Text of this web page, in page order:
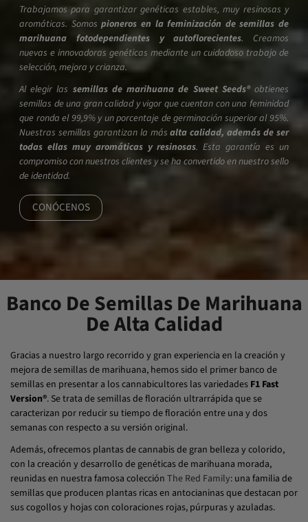
Trabajamos para garantizar genéticas estables, muy resinosas y
aromáticas. Somospioneros en la feminización de semillas de
marihuana fotodependientes y autoflorecientes. Creamos
nuevas e innovadoras genéticas mediante un cuidadoso trabajo de
selección, mejora y crianza.
Al elegir las semillas de marihuana de Sweet Seeds®obtienes
semillas de una gran calidad y vigor que cuentan con una feminidad
que ronda el 99,9% y un porcentaje de germinación superior al 95%.
Nuestras semillas garantizan la másalta calidad, además de ser
todas ellas muy aromáticas y resinosas. Esta garantía es un
compromiso con nuestros clientes y se ha convertido en nuestro sello
de identidad.
CONÓCENOS
Banco De Semillas De Marihuana
De Alta Calidad
Gracias a nuestro largo recorrido y gran experiencia en la creación y
mejora de semillas de marihuana, hemos sido el primer banco de
semillas en presentar a los cannabicultores las variedades F1 Fast
Version®. Se trata de semillas de floración ultrarrápida que se
caracterizan por reducir su tiempo de floración entre una y dos
semanas con respecto a su versión original.
Además, ofrecemos plantas de cannabis de gran belleza y colorido,
con la creación y desarrollo de genéticas de marihuana morada,
reunidas en nuestra famosa colección The Red Family: una familia de
semillas que producen plantas ricas en antocianinas que destacan por
sus cogollos y hojas con coloraciones rojas, púrpuras y azuladas.